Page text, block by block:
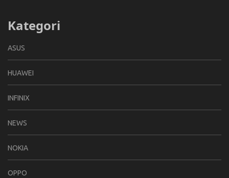
Kategori
ASUS
HUAWEI
INFINIX
NEWS
NOKIA
OPPO